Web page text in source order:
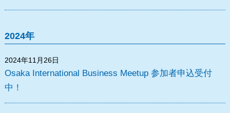
2024年
2024年11月26日
Osaka International Business Meetup 参加者申込受付
中！